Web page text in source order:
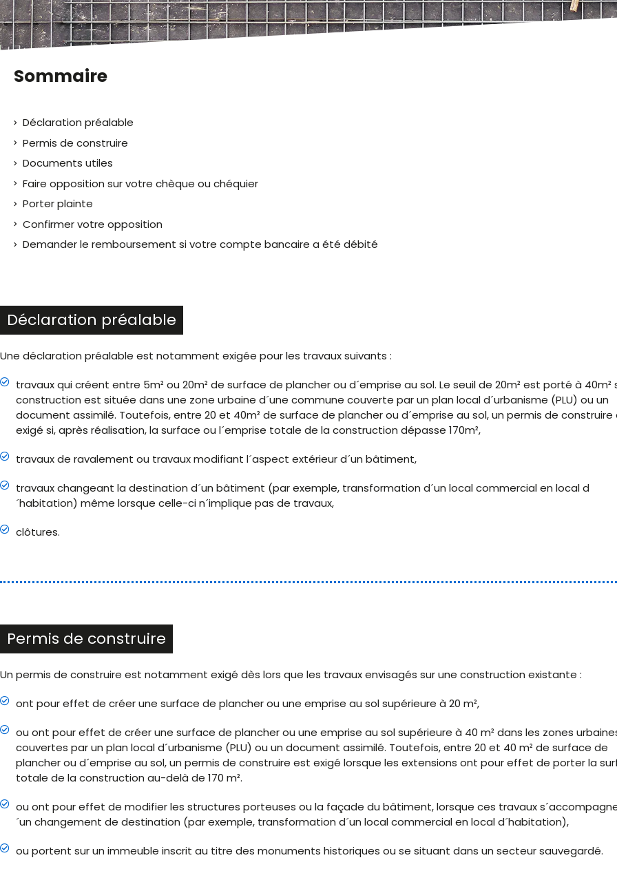
qui
utilisent
un
d'écran ;
Ctrl-
F10
ouvrir
menu
d'accessibilité.
Sommaire
Déclaration préalable
Permis de construire
Documents utiles
Faire opposition sur votre chèque ou chéquier
Porter plainte
Confirmer votre opposition
Demander le remboursement si votre compte bancaire a été débité
Déclaration préalable
Une déclaration préalable est notamment exigée pour les travaux suivants :
travaux qui créent entre 5m² ou 20m² de surface de plancher ou d´emprise au sol. Le seuil de 20m² est porté à 40m²
construction est située dans une zone urbaine d´une commune couverte par un plan local d´urbanisme (PLU) ou un
document assimilé. Toutefois, entre 20 et 40m² de surface de plancher ou d´emprise au sol, un permis de construire
exigé si, après réalisation, la surface ou l´emprise totale de la construction dépasse 170m²,
travaux de ravalement ou travaux modifiant l´aspect extérieur d´un bâtiment,
travaux changeant la destination d´un bâtiment (par exemple, transformation d´un local commercial en local d
´habitation) même lorsque celle-ci n´implique pas de travaux,
clôtures.
Permis de construire
Un permis de construire est notamment exigé dès lors que les travaux envisagés sur une construction existante :
ont pour effet de créer une surface de plancher ou une emprise au sol supérieure à 20 m²,
ou ont pour effet de créer une surface de plancher ou une emprise au sol supérieure à 40 m² dans les zones
couvertes par un plan local d´urbanisme (PLU) ou un document assimilé. Toutefois, entre 20 et 40 m² de surface de
plancher ou d´emprise au sol, un permis de construire est exigé lorsque les extensions ont pour effet de porter la
totale de la construction au-delà de 170 m².
ou ont pour effet de modifier les structures porteuses ou la façade du bâtiment, lorsque ces travaux
´un changement de destination (par exemple, transformation d´un local commercial en local d´habitation),
ou portent sur un immeuble inscrit au titre des monuments historiques ou se situant dans un secteur sauvegardé.